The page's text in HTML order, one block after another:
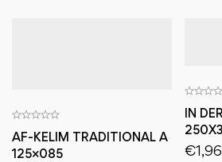
AF-KELIM TRADITIONAL A
125×085
IN
€